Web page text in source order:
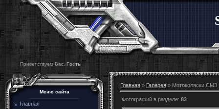
Приветствуем Вас, Гость
Меню сайта
Главная
Главная » Галерея » Мотоколяски СМЗ
Фотографий в разделе: 83